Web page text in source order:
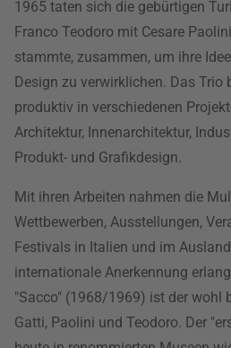
1965 taten sich die gebürtigen
Franco Teodoro mit Cesare
stammte, zusammen, um ihre
Design zu verwirklichen. Das
produktiv in verschiedenen
Architektur, Innenarchitektur,
Produkt- und Grafikdesign.
Mit ihren Arbeiten nahmen die
Wettbewerben, Ausstellungen,
Festivals in Italien und im
internationale Anerkennung
"Sacco" (1968/1969) ist der wohl
Gatti, Paolini und Teodoro. Der